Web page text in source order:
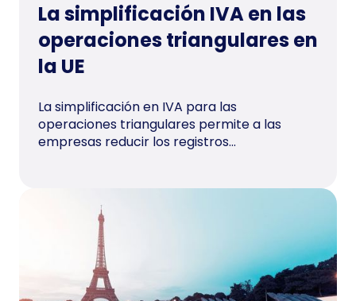
La simplificación IVA en las
operaciones triangulares en
la UE
La simplificación en IVA para las
operaciones triangulares permite a las
empresas reducir los registros...